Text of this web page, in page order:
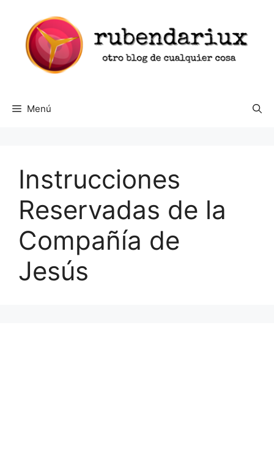
contenido
Menú
Instrucciones
Reservadas de la
Compañía de
Jesús